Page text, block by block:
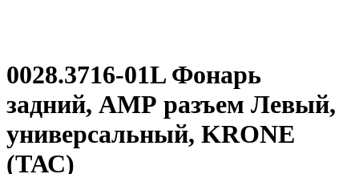
0028.3716-01L Фонарь
задний, АМР разъем Левый,
универсальный, KRONE
(ТАС)